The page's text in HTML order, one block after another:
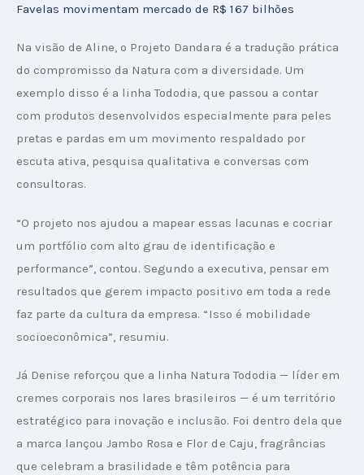
Favelas movimentam mercado de R$ 167 bilhões
Na visão de Aline, o Projeto Dandara é a tradução prática
do compromisso da Natura com a diversidade. Um
exemplo disso é a linha Tododia, que passou a contar
com produtos desenvolvidos especialmente para peles
pretas e pardas em um movimento respaldado por
escuta ativa, pesquisa qualitativa e conversas com
consultoras.
“O projeto nos ajudou a mapear essas lacunas e cocriar
um portfólio com alto grau de identificação e
performance”, contou. Segundo a executiva, pensar em
resultados que gerem impacto positivo em toda a rede
faz parte da cultura da empresa. “Isso é mobilidade
socioeconômica”, resumiu.
Já Denise reforçou que a linha Natura Tododia — líder em
cremes corporais nos lares brasileiros — é um território
estratégico para inovação e inclusão. Foi dentro dela que
a marca lançou Jambo Rosa e Flor de Caju, fragrâncias
que celebram a brasilidade e têm potência para